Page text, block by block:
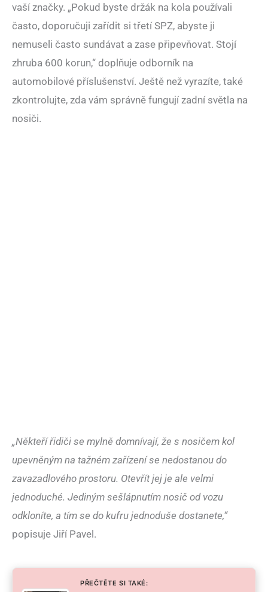
vaší značky. „Pokud byste držák na kola používali
často, doporučuji zařídit si třetí SPZ, abyste ji
nemuseli často sundávat a zase připevňovat. Stojí
zhruba 600 korun,“ doplňuje odborník na
automobilové příslušenství. Ještě než vyrazíte, také
zkontrolujte, zda vám správně fungují zadní světla na
nosiči.
„Někteří řidiči se mylně domnívají, že s nosičem kol
upevněným na tažném zařízení se nedostanou do
zavazadlového prostoru. Otevřít jej je ale velmi
jednoduché. Jediným sešlápnutím nosič od vozu
odkloníte, a tím se do kufru jednoduše dostanete,“
popisuje Jiří Pavel.
PŘEČTĚTE SI TAKÉ: